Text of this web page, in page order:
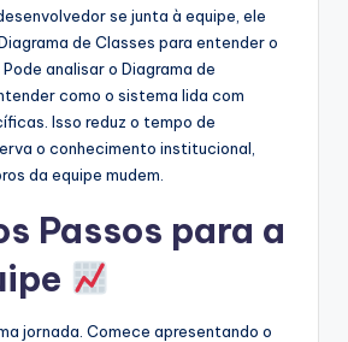
se junta à equipe, ele
de Classes para entender o
analisar o Diagrama de
como o sistema lida com
Isso reduz o tempo de
o conhecimento institucional,
da equipe mudem.
Passos para a
jornada. Comece apresentando o